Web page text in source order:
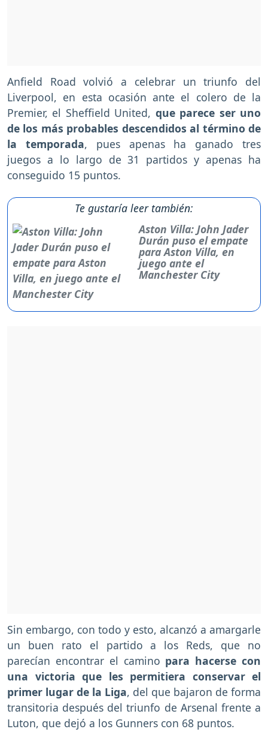
Anfield Road volvió a celebrar un triunfo del
Liverpool, en esta ocasión ante el colero de la
Premier, el Sheffield United, que parece ser uno
de los más probables descendidos al término de
la temporada, pues apenas ha ganado tres
juegos a lo largo de 31 partidos y apenas ha
conseguido 15 puntos.
Te gustaría leer también:
Aston Villa: John Jader
Durán puso el empate
para Aston Villa, en
juego ante el
Manchester City
Sin embargo, con todo y esto, alcanzó a amargarle
un buen rato el partido a los Reds, que no
parecían encontrar el camino para hacerse con
una victoria que les permitiera conservar el
primer lugar de la Liga, del que bajaron de forma
transitoria después del triunfo de Arsenal frente a
Luton, que dejó a los Gunners con 68 puntos.